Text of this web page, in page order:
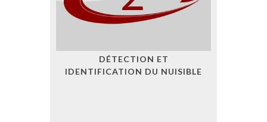
DÉTECTION ET
IDENTIFICATION DU NUISIBLE